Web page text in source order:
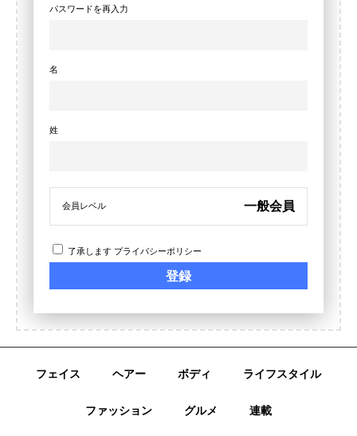
パスワードを再入力
名
姓
会員レベル 一般会員
了承します プライバシーポリシー
フェイス ヘアー ボディ ライフスタイル
ファッション グルメ 連載